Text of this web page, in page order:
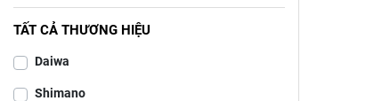
TẤT CẢ THƯƠNG HIỆU
Daiwa
Shimano